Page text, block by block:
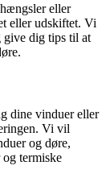
eller
eller udskiftet. Vi
give dig tips til at
dine vinduer eller
Vi vil
og døre,
termiske